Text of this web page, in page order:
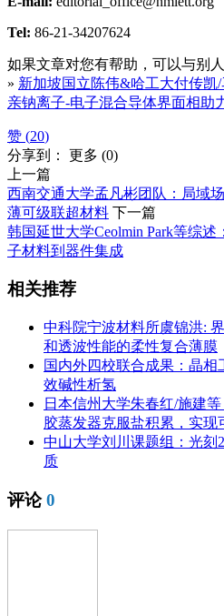
Tel: 86-21-34207624
如果文章对您有帮助，可以与别人
» 新加坡国立陈伟&哈工大付传凯
亲钠离子-电子混合导体界面相助
赞 (20)
分享到： 更多 (0)
上一篇
西南交通大学孟凡彬团队：局域
薄可级联超材料 下一篇
韩国延世大学Ceolmin Park等综
子材料到器件集成
相关推荐
中科院宁波材料所虞锦洪:
和透波性能的柔性复合薄膜
国内外四校联合成果：晶
效碱性析氢
日本信州大学朱春红/施建
胶蒸发器克服盐积累，实现
中山大学刘川课题组：光刻
质
评论0